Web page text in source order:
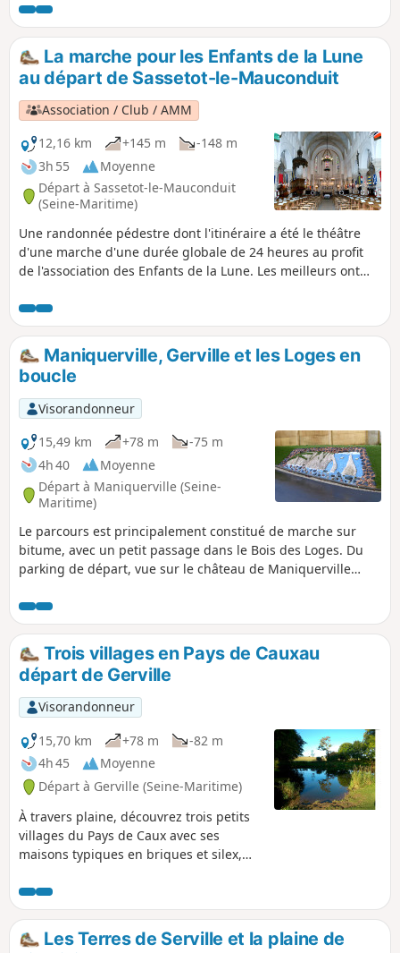
valleuse de Vattetot par le GR® 21.
La marche pour les Enfants de la Lune
au départ de Sassetot-le-Mauconduit
Association / Club / AMM
12,16 km
+145 m
-148 m
3h 55
Moyenne
Départ à Sassetot-le-Mauconduit
(Seine-Maritime)
Une randonnée pédestre dont l'itinéraire a été le théâtre
d'une marche d'une durée globale de 24 heures au profit
de l'association des Enfants de la Lune. Les meilleurs ont
Maniquerville, Gerville et les Loges en
boucle
Visorandonneur
15,49 km
+78 m
-75 m
4h 40
Moyenne
Départ à Maniquerville (Seine-
Maritime)
Le parcours est principalement constitué de marche sur
bitume, avec un petit passage dans le Bois des Loges. Du
parking de départ, vue sur le château de Maniquerville
moins sympathique, Église Saint-Martin de Maniquerville. À
Gerville, l'Église Saint-Michel est fermée et ne peut être
visitée. L'Église Notre-Dame, aux Loges, mérite aussi d'être
visitée, ainsi que l'ancienne gare "Les Loges/Vaucottes-sur-
Mer", qui abrite de vieux wagons et locomotives.
Trois villages en Pays de Cauxau
départ de Gerville
Visorandonneur
15,70 km
+78 m
-82 m
4h 45
Moyenne
Départ à Gerville (Seine-Maritime)
À travers plaine, découvrez trois petits
villages du Pays de Caux avec ses
maisons typiques en briques et silex,
Les Terres de Serville et la plaine de